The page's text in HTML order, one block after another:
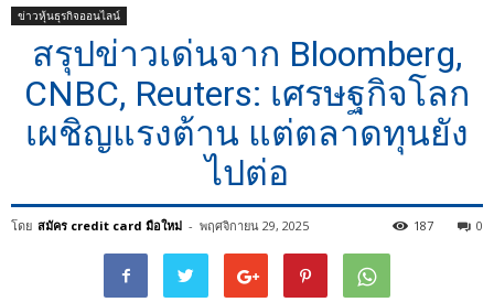
ข่าวหุ้นธุรกิจออนไลน์
สรุปข่าวเด่นจาก Bloomberg,
CNBC, Reuters: เศรษฐกิจโลก
เผชิญแรงต้าน แต่ตลาดทุนยัง
ไปต่อ
โดย สมัคร credit card มือใหม่ - พฤศจิกายน 29, 2025 0
187